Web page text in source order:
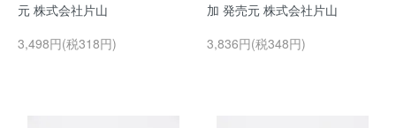
元 株式会社片山
3,498円(税318円)
加 発売元 株式会社片山
3,836円(税348円)